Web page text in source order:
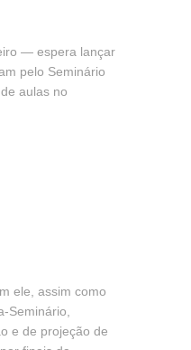
— espera lançar
pelo Seminário
aulas no
ele, assim como
Seminário,
e de projeção de